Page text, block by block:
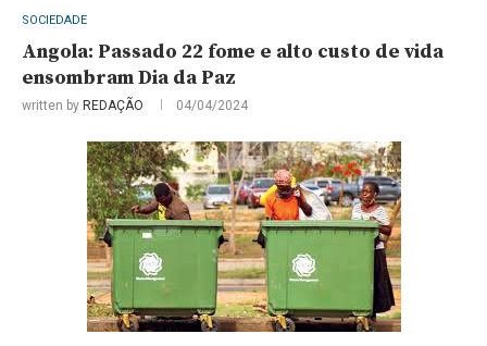
SOCIEDADE
Angola: Passado 22 fome e alto custo de vida
ensombram Dia da Paz
written by REDAÇÃO 04/04/2024